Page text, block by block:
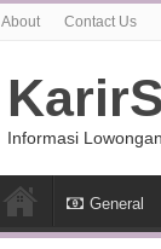
About Contact Us
Informasi
General